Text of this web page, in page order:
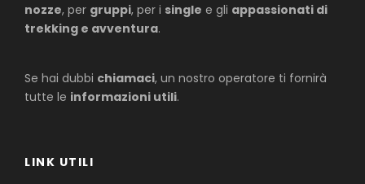
nozze, per gruppi, per i single e gli appassionati di
trekking e avventura.
Se hai dubbi chiamaci, un nostro operatore ti fornirà
tutte le informazioni utili.
LINK UTILI